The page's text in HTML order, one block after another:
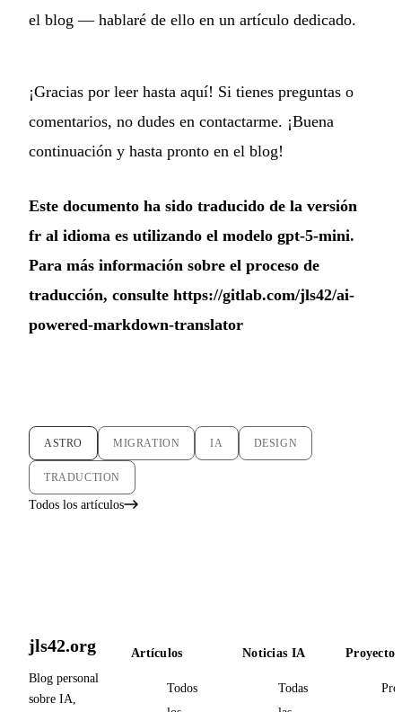
el blog — hablaré de ello en un artículo dedicado.
¡Gracias por leer hasta aquí! Si tienes preguntas o
comentarios, no dudes en contactarme. ¡Buena
continuación y hasta pronto en el blog!
Este documento ha sido traducido de la versión
fr al idioma es utilizando el modelo gpt-5-mini.
Para más información sobre el proceso de
traducción, consulte https://gitlab.com/jls42/ai-
powered-markdown-translator
ASTRO MIGRATION IA DESIGN
TRADUCTION
Todos los artículos
jls42.org
Blog personal
sobre IA,
Artículos
Todos
Noticias IA
Todas
Proyectos